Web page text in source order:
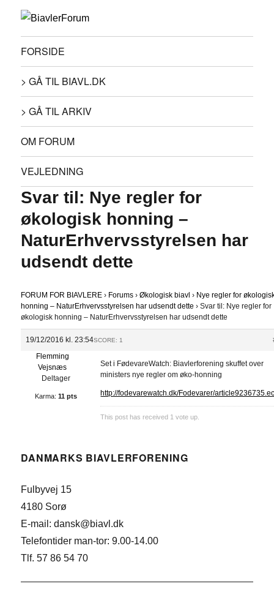
FORSIDE
> GÅ TIL BIAVL.DK
> GÅ TIL ARKIV
OM FORUM
VEJLEDNING
Svar til: Nye regler for
økologisk honning –
NaturErhvervsstyrelsen har
udsendt dette
FORUM FOR BIAVLERE › Forums › Økologisk biavl › Nye regler for
honning – NaturErhvervsstyrelsen har udsendt dette › Svar til: Nye regler for
økologisk honning – NaturErhvervsstyrelsen har udsendt dette
19/12/2016 kl. 23:54SCORE: 1
Flemming
Vejsnæs
Deltager
Karma: 11 pts
Set i FødevareWatch: Biavlerforening skuffet over
ministers nye regler om øko-honning
http://fodevarewatch.dk/Fodevarer/
This post has received 1 vote up.
DANMARKS BIAVLERFORENING
Fulbyvej 15
4180 Sorø
E-mail: dansk@biavl.dk
Telefontider man-tor: 9.00-14.00
Tlf. 57 86 54 70